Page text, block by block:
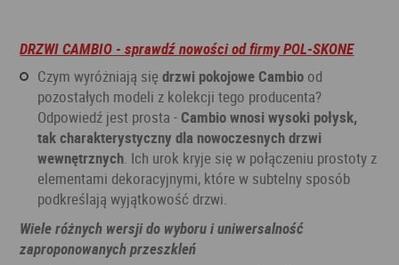
DRZWI CAMBIO - sprawdź nowości od firmy POL-SKONE
Czym wyróżniają siędrzwi pokojowe Cambio od
pozostałych modeli z kolekcji tego producenta?
Odpowiedź jest prosta - Cambio wnosi wysoki połysk,
tak charakterystyczny dla nowoczesnych drzwi
wewnętrznych. Ich urok kryje się w połączeniu prostoty z
elementami dekoracyjnymi, które w subtelny sposób
podkreślają wyjątkowość drzwi.
Wiele różnych wersji do wyboru i uniwersalność
zaproponowanych przeszkleń